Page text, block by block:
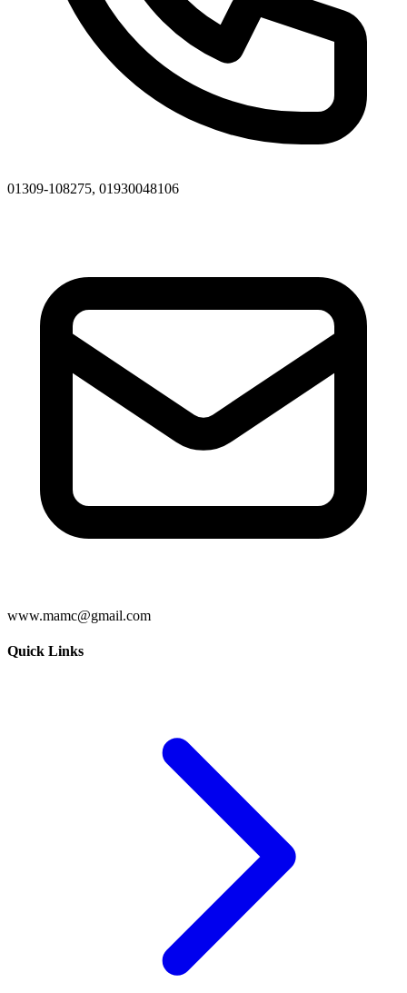
01309-108275, 01930048106
www.mamc@gmail.com
Quick Links